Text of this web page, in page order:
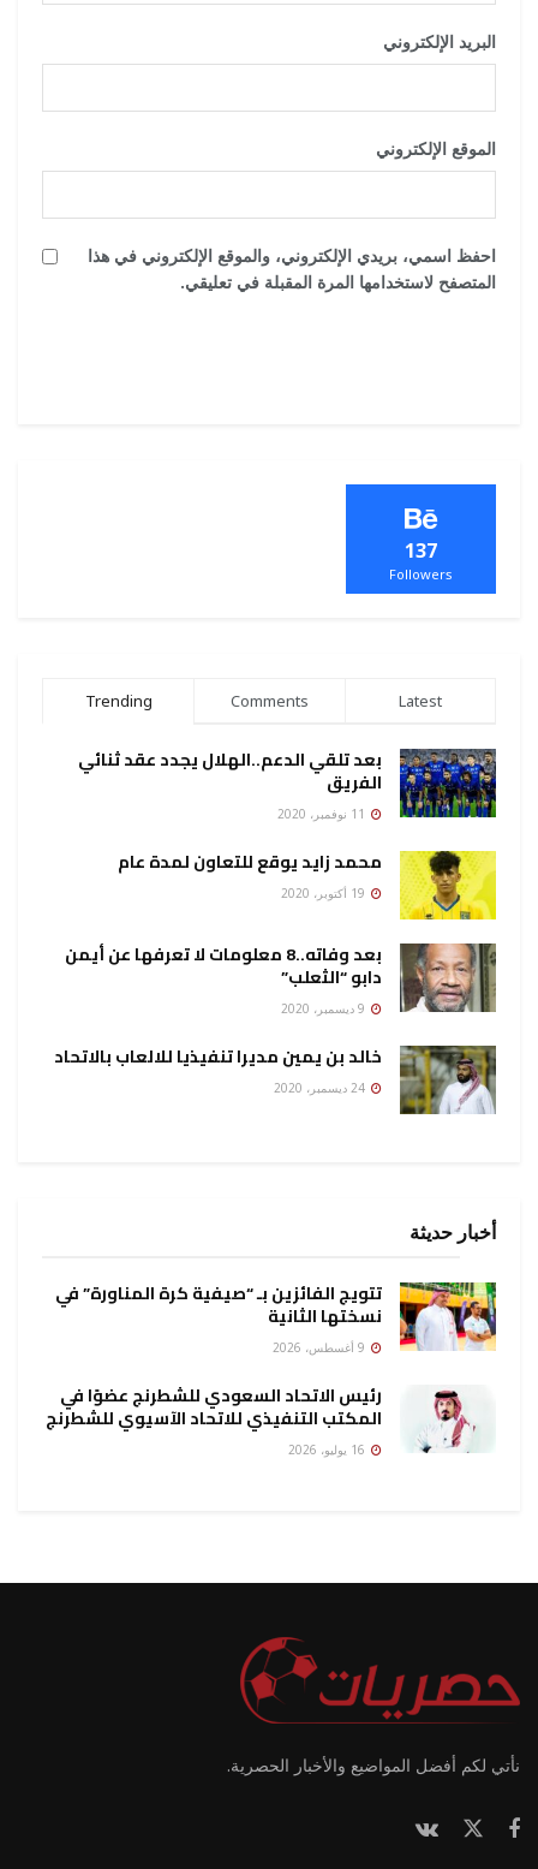
البريد الإلكتروني
الموقع الإلكتروني
احفظ اسمي، بريدي الإلكتروني، والموقع الإلكتروني في هذا
المتصفح لاستخدامها المرة المقبلة في تعليقي.
137
Followers
Trending Comments Latest
بعد تلقي الدعم..الهلال يجدد عقد ثنائي
الفريق
محمد زايد يوقع للتعاون لمدة عام
بعد وفاته..8 معلومات لا تعرفها عن أيمن
دابو “الثعلب”
خالد بن يمين مديرا تنفيذيا للالعاب بالاتحاد
أخبار حديثة
تتويج الفائزين بـ “صيفية كرة المناورة” في
نسختها الثانية
رئيس الاتحاد السعودي للشطرنج عضوًا في
المكتب التنفيذي للاتحاد الآسيوي للشطرنج
نأتي لكم أفضل المواضيع والأخبار الحصرية.